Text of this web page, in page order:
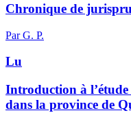
Chronique de
Par G. P.
Lu
Introduction à
dans la province de